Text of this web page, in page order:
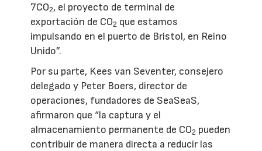
7CO2, el proyecto de terminal de
exportación de CO2 que estamos
impulsando en el puerto de Bristol, en Reino
Unido”.
Por su parte, Kees van Seventer, consejero
delegado y Peter Boers, director de
operaciones, fundadores de SeaSeaS,
afirmaron que “la captura y el
almacenamiento permanente de CO2 pueden
contribuir de manera directa a reducir las